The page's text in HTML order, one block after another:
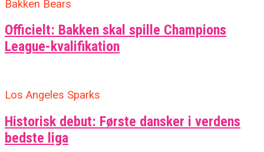
Bakken Bears
Officielt: Bakken skal spille Champions
League-kvalifikation
Los Angeles Sparks
Historisk debut: Første dansker i verdens
bedste liga